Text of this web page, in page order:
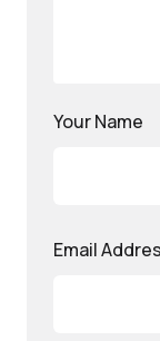
Your Name
Email